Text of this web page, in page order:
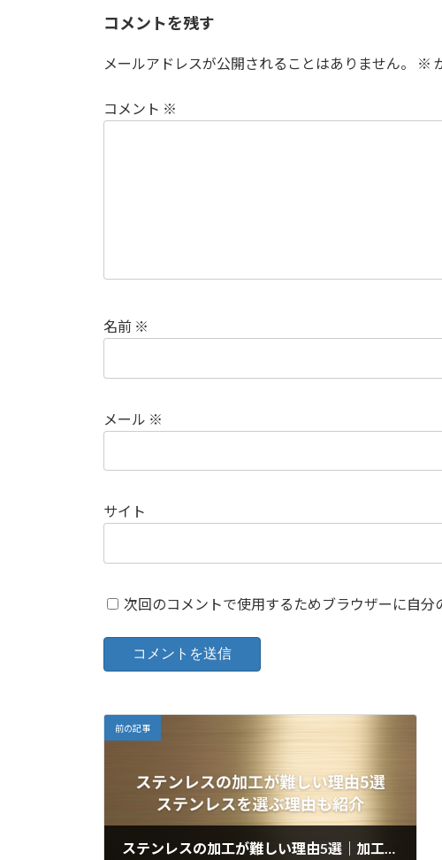
コメントを残す
メールアドレスが公開されることはありません。 ※
コメント ※
名前 ※
メール ※
サイト
次回のコメントで使用するためブラウザーに自分
前の記事